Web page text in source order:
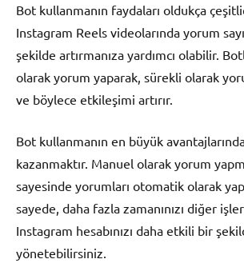
Bot kullanmanın faydaları oldukça
Instagram Reels videolarında yorum
şekilde artırmanıza yardımcı olabilir.
olarak yorum yaparak, sürekli olarak
ve böylece etkileşimi artırır.
Bot kullanmanın en büyük
kazanmaktır. Manuel olarak yorum
sayesinde yorumları otomatik olarak
sayede, daha fazla zamanınızı diğer
Instagram hesabınızı daha etkili bir
yönetebilirsiniz.